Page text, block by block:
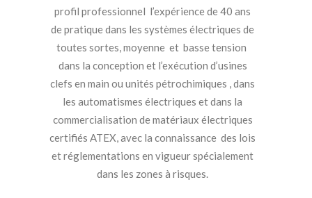
profil professionnel l’expérience de 40 ans
de pratique dans les systèmes électriques de
toutes sortes, moyenne et basse tension
dans la conception et l’exécution d’usines
clefs en main ou unités pétrochimiques , dans
les automatismes électriques et dans la
commercialisation de matériaux électriques
certifiés ATEX, avec la connaissance des lois
et réglementations en vigueur spécialement
dans les zones à risques.